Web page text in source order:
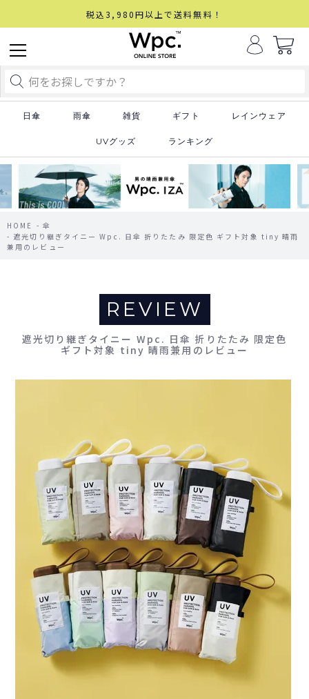
税込3,980円以上で送料無料！
日傘 雨傘 雑貨 ギフト レインウェア
UVグッズ ランキング
HOME
傘
遮光切り継ぎタイニー Wpc. 日傘 折りたたみ 限定色 ギフト対象 tiny 晴雨
兼用のレビュー
REVIEW
遮光切り継ぎタイニー Wpc. 日傘 折りたたみ 限定色
ギフト対象 tiny 晴雨兼用のレビュー